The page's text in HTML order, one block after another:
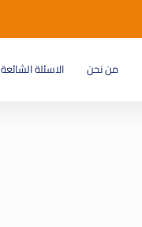
من نحن الاسئلة الشائعة